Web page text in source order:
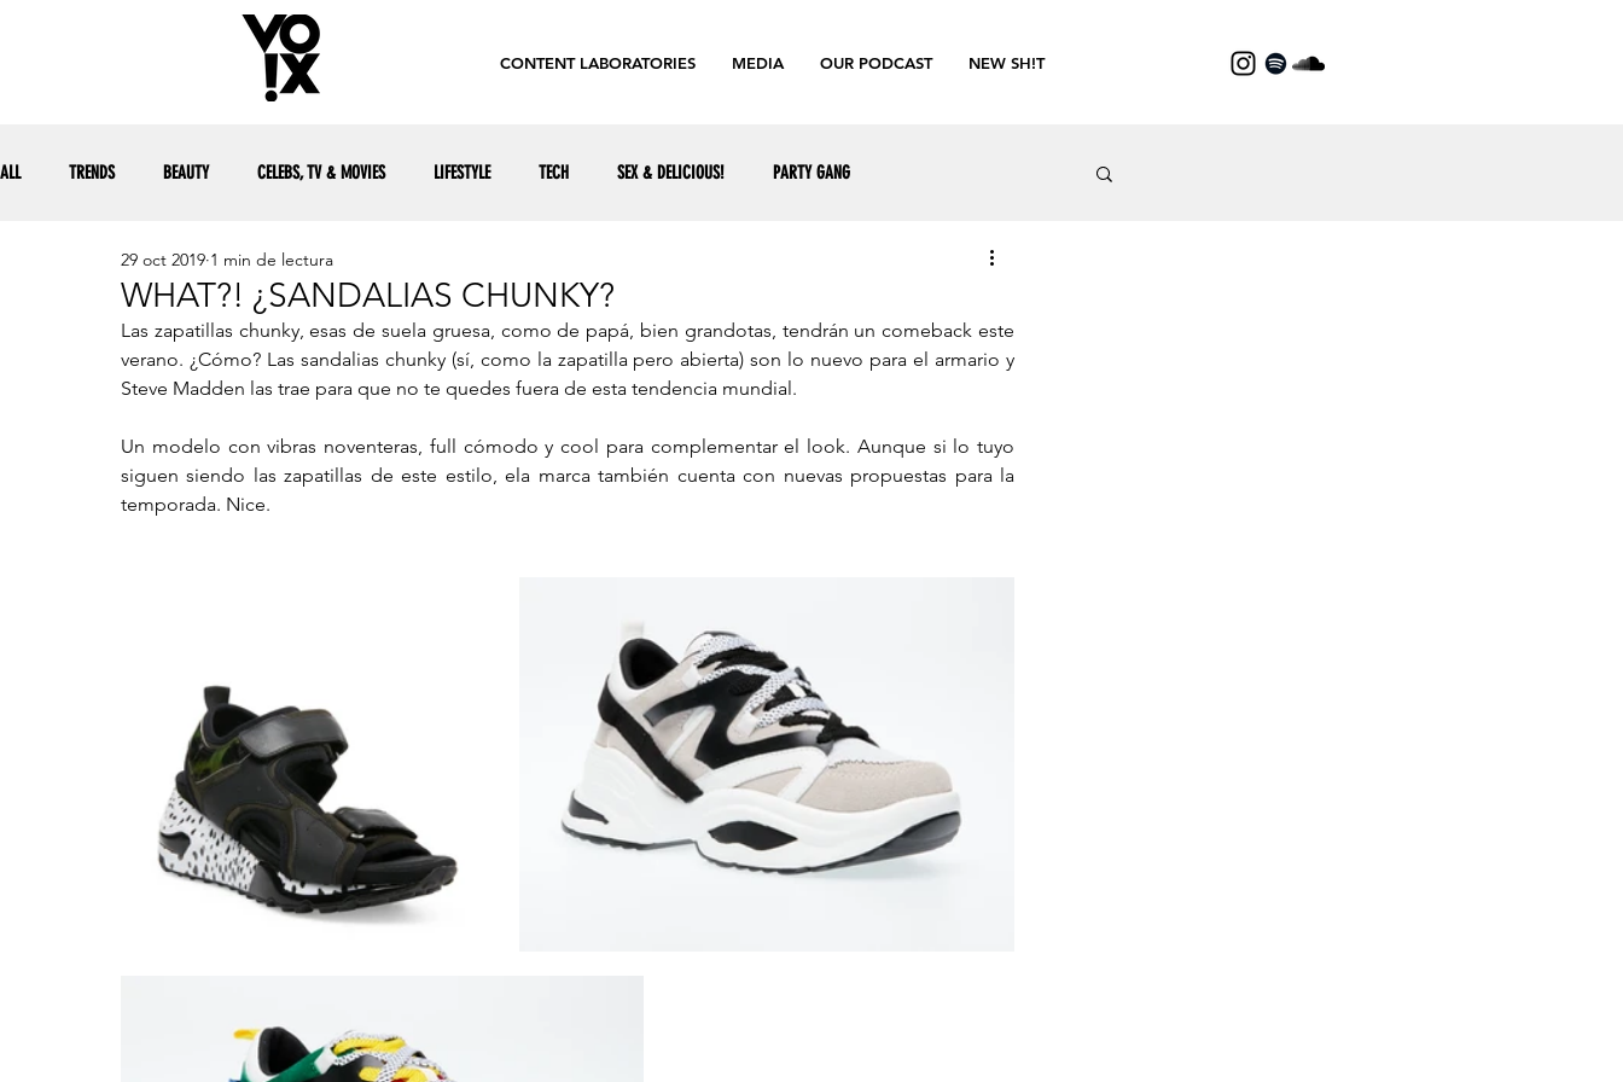
CONTENT LABORATORIES MEDIA OUR PODCAST NEW SH!T
ALL TRENDS BEAUTY CELEBS, TV & MOVIES LIFESTYLE TECH SEX & DELICIOUS! PARTY GANG
WHAT?! ¿SANDALIAS CHUNKY?
29 oct 2019 1 min de lectura
Las zapatillas chunky, esas de suela gruesa, como de papá, bien grandotas, tendrán un comeback este
verano. ¿Cómo? Las sandalias chunky (sí, como la zapatilla pero abierta) son lo nuevo para el armario y
Steve Madden las trae para que no te quedes fuera de esta tendencia mundial.
Un modelo con vibras noventeras, full cómodo y cool para complementar el look. Aunque si lo tuyo
siguen siendo las zapatillas de este estilo, ela marca también cuenta con nuevas propuestas para la
temporada. Nice.